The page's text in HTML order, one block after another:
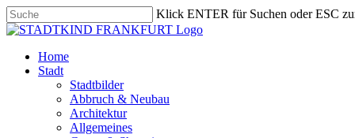
Skip
to
content
Klick ENTER für Suchen oder ESC
Close
search
Menu
Home
Stadt
Stadtbilder
Abbruch & Neubau
Architektur
Allgemeines